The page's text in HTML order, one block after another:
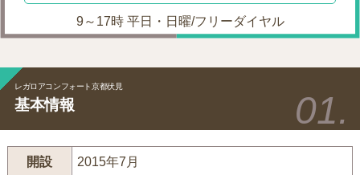
9～17時 平日・日曜/フリーダイヤル
レガロアコンフォート京都伏見
基本情報
開設 2015年7月